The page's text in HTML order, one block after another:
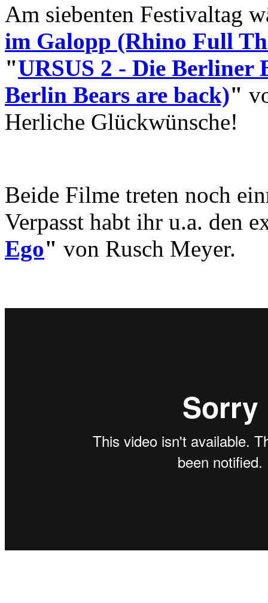
Am siebenten Festivaltag
im Galopp (Rhino Full
"URSUS 2 - Die Berliner
Berlin Bears are back)"
Herliche Glückwünsche!
Beide Filme treten noch
Verpasst habt ihr u.a. den
Ego" von Rusch Meyer.